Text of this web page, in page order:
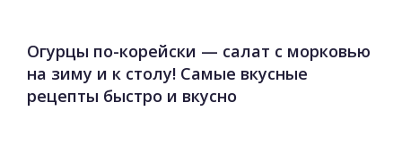
Огурцы по-корейски — салат с морковью
на зиму и к столу! Самые вкусные
рецепты быстро и вкусно